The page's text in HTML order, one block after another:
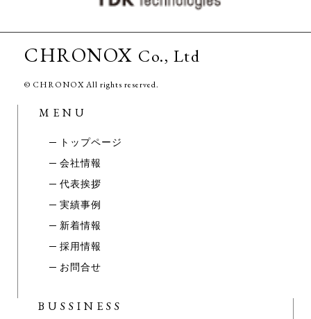
CHRONOX Co., Ltd
© CHRONOX All rights reserved.
MENU
─ トップページ
─ 会社情報
─ 代表挨拶
─ 実績事例
─ 新着情報
─ 採用情報
─ お問合せ
BUSSINESS